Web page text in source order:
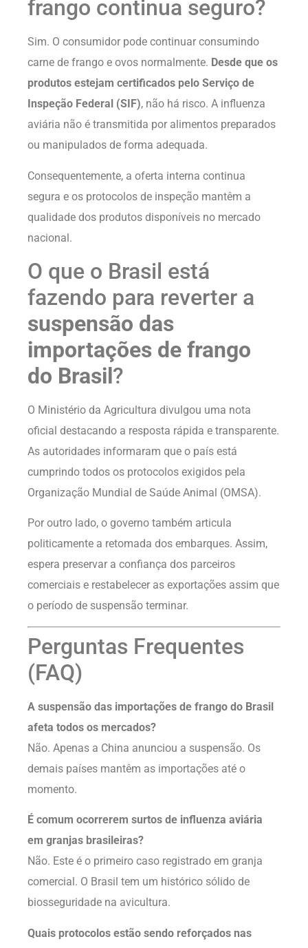
frango continua seguro?
Sim. O consumidor pode continuar consumindo
carne de frango e ovos normalmente. Desde que os
produtos estejam certificados pelo Serviço de
Inspeção Federal (SIF), não há risco. A influenza
aviária não é transmitida por alimentos preparados
ou manipulados de forma adequada.
Consequentemente, a oferta interna continua
segura e os protocolos de inspeção mantêm a
qualidade dos produtos disponíveis no mercado
nacional.
O que o Brasil está
fazendo para reverter a
suspensão das
importações de frango
do Brasil?
O Ministério da Agricultura divulgou uma nota
oficial destacando a resposta rápida e transparente.
As autoridades informaram que o país está
cumprindo todos os protocolos exigidos pela
Organização Mundial de Saúde Animal (OMSA).
Por outro lado, o governo também articula
politicamente a retomada dos embarques. Assim,
espera preservar a confiança dos parceiros
comerciais e restabelecer as exportações assim que
o período de suspensão terminar.
Perguntas Frequentes
(FAQ)
A suspensão das importações de frango do Brasil
afeta todos os mercados?
Não. Apenas a China anunciou a suspensão. Os
demais países mantêm as importações até o
momento.
É comum ocorrerem surtos de influenza aviária
em granjas brasileiras?
Não. Este é o primeiro caso registrado em granja
comercial. O Brasil tem um histórico sólido de
biosseguridade na avicultura.
Quais protocolos estão sendo reforçados nas